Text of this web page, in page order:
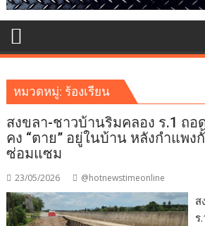
หมวดหมู่: ร้องเรียน
สงขลา-ชาวบ้านริมคลอง ร.1 ถ
คง “ตาย” อยู่ในบ้าน หลังกำแพง
ซ่อมแซม
23/05/2026 @hotnewstimeonline
ส
ร